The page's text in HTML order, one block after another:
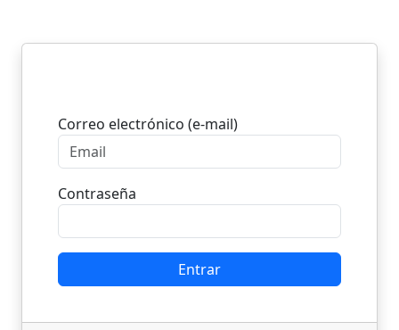
Correo electrónico (e-mail)
Contraseña
Entrar